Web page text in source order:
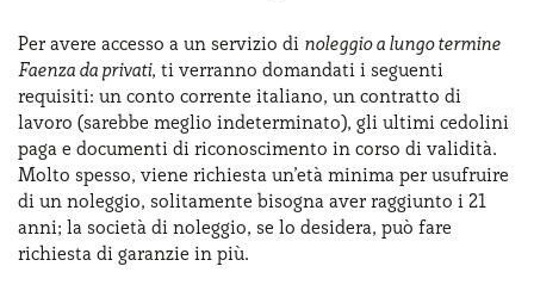
Per avere accesso a un servizio di noleggio a lungo termine
Faenza da privati, ti verranno domandati i seguenti
requisiti: un conto corrente italiano, un contratto di
lavoro (sarebbe meglio indeterminato), gli ultimi cedolini
paga e documenti di riconoscimento in corso di validità.
Molto spesso, viene richiesta un’età minima per usufruire
di un noleggio, solitamente bisogna aver raggiunto i 21
anni; la società di noleggio, se lo desidera, può fare
richiesta di garanzie in più.